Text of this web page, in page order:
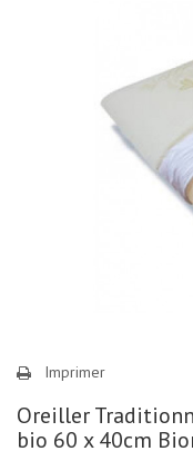
Imprimer
Oreiller
bio 60 x 40cm